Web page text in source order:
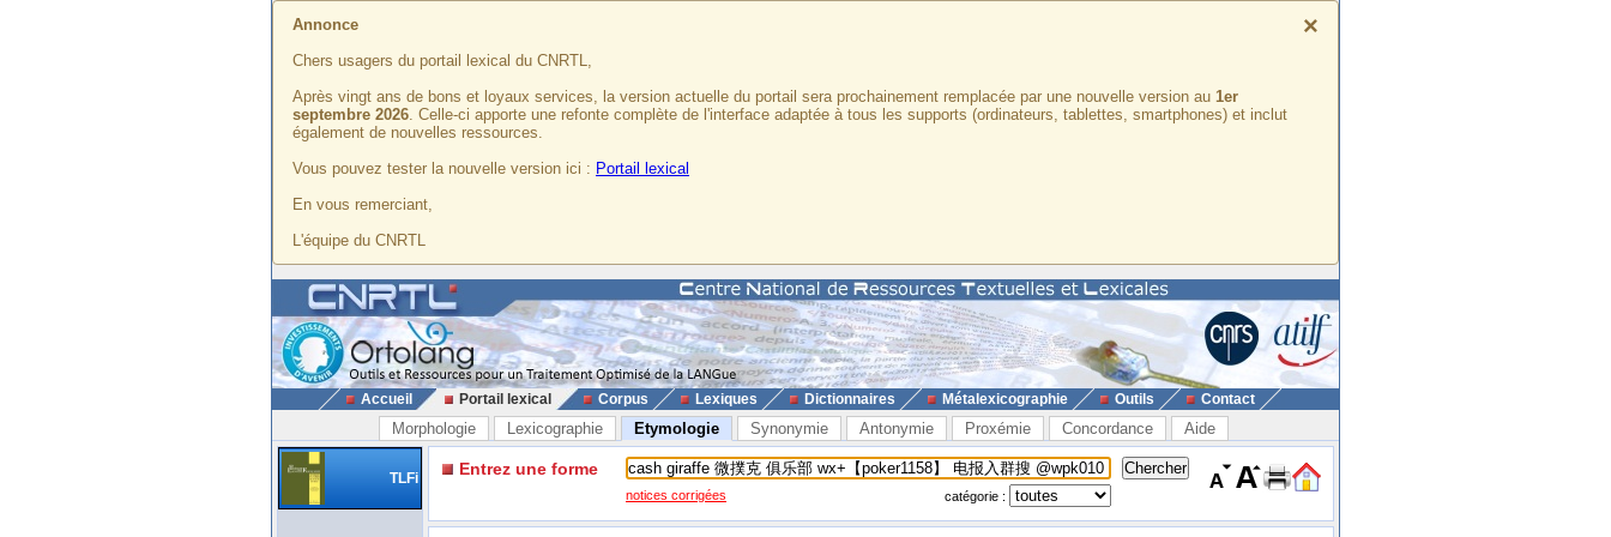
×
Annonce
Chers usagers du portail lexical du CNRTL,
Après vingt ans de bons et loyaux services, la version actuelle du portail sera prochainement remplacée par une nouvelle version au 1er
septembre 2026. Celle-ci apporte une refonte complète de l'interface adaptée à tous les supports (ordinateurs, tablettes, smartphones) et inclut
également de nouvelles ressources.
Vous pouvez tester la nouvelle version ici : Portail lexical
En vous remerciant,
L'équipe du CNRTL
Accueil Portail lexical Corpus Lexiques Dictionnaires Métalexicographie Outils Contact
Morphologie Lexicographie Etymologie Synonymie Antonymie Proxémie Concordance Aide
TLFi Entrez une forme
notices corrigées catégorie :